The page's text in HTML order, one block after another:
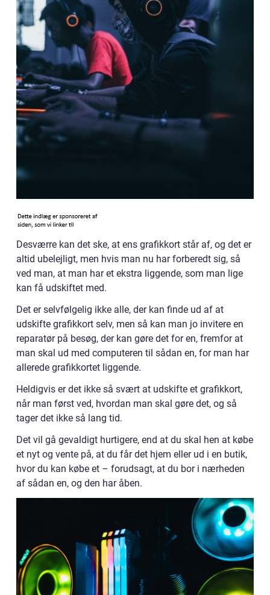
Desværre kan det ske, at ens grafikkort står af, og det er
altid ubelejligt, men hvis man nu har forberedt sig, så
ved man, at man har et ekstra liggende, som man lige
kan få udskiftet med.
Det er selvfølgelig ikke alle, der kan finde ud af at
udskifte grafikkort selv, men så kan man jo invitere en
reparatør på besøg, der kan gøre det for en, fremfor at
man skal ud med computeren til sådan en, for man har
allerede grafikkortet liggende.
Heldigvis er det ikke så svært at udskifte et grafikkort,
når man først ved, hvordan man skal gøre det, og så
tager det ikke så lang tid.
Det vil gå gevaldigt hurtigere, end at du skal hen at købe
et nyt og vente på, at du får det hjem eller ud i en butik,
hvor du kan købe et – forudsagt, at du bor i nærheden
af sådan en, og den har åben.